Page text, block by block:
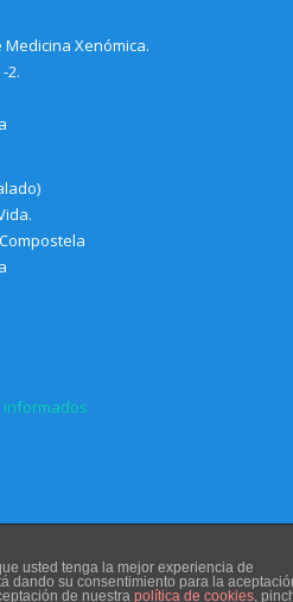
Xenómica.
2.
informados
usted tenga la mejor experiencia de
dando su consentimiento para la
de nuestra política de cookies,